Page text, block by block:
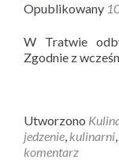
Opublikowany
W Tratwie
Zgodnie z
Utworzono
jedzenie, kulinarni,
komentarz